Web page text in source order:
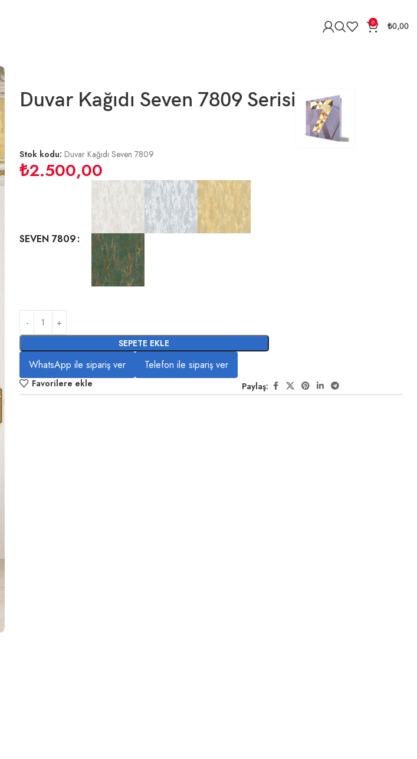
0 ₺0,00
Duvar Kağıdı Seven 7809 Serisi
Stok kodu: Duvar Kağıdı Seven 7809
₺2.500,00
SEVEN 7809
SEPETE EKLE
WhatsApp ile sipariş ver Telefon ile sipariş ver
Favorilere ekle Paylaş: